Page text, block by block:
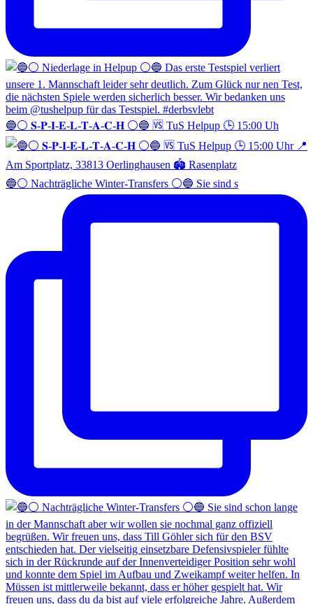
🔵⚪️ 𝐒-𝐏-𝐈-𝐄-𝐋-𝐓-𝐀-𝐂-𝐇 ⚪️🔵 🆚 TuS Helpup 🕒 15:00 Uh
🔵⚪️ Nachträgliche Winter-Transfers ⚪️🔵 Sie sind s